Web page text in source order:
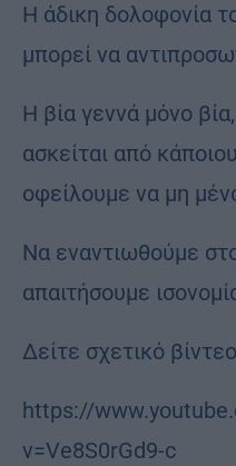
Η άδικη δολοφονία
μπορεί να
Η βία γεννά μόνο
ασκείται από
οφείλουμε να μη
Nα εναντιωθούμε
απαιτήσουμε
Δείτε σχετικό βίντεο
https://
v=Ve8S0rGd9-c